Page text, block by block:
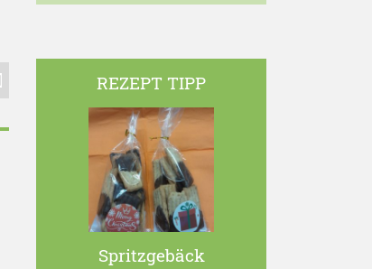
REZEPT TIPP
Spritzgebäck